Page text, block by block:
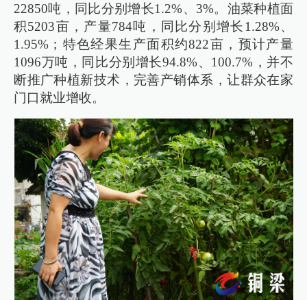
22850吨，同比分别增长1.2%、3%。油菜种植面
积5203亩，产量784吨，同比分别增长1.28%、
1.95%；特色经果生产面积约822亩，预计产量
1096万吨，同比分别增长94.8%、100.7%，并不
断推广种植新技术，完善产销体系，让群众在家
门口就业增收。